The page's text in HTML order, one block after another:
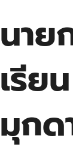
นาย
เรีย
มุกด